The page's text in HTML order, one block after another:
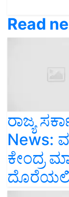
Read
ರಾಜ್ಯ
News:
ಕೇಂದ್ರ